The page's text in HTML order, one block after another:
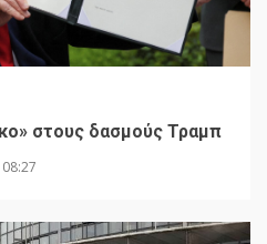
στους δασμούς Τραμπ